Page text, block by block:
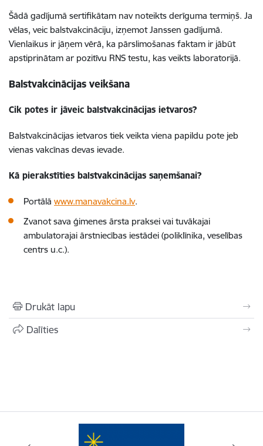
Šādā gadījumā sertifikātam nav noteikts derīguma termiņš. Ja
vēlas, veic balstvakcināciju, izņemot Janssen gadījumā.
Vienlaikus ir jāņem vērā, ka pārslimošanas faktam ir jābūt
apstiprinātam ar pozitīvu RNS testu, kas veikts laboratorijā.
Balstvakcinācijas veikšana
Cik potes ir jāveic balstvakcinācijas ietvaros?
Balstvakcinācijas ietvaros tiek veikta viena papildu pote jeb
vienas vakcīnas devas ievade.
Kā pierakstīties balstvakcinācijas saņemšanai?
Portālā www.manavakcina.lv.
Zvanot sava ģimenes ārsta praksei vai tuvākajai
ambulatorajai ārstniecības iestādei (poliklīnika, veselības
centrs u.c.).
Drukāt lapu
Dalīties